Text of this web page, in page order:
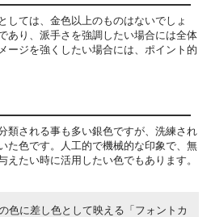
しては、金色以上のものはないでしょ
あり、派手さを強調したい場合には全体
ージを強くしたい場合には、ポイント的
類される事も多い銀色ですが、洗練され
た色です。人工的で機械的な印象で、無
えたい時に活用したい色でもあります。
色に差し色として映える「フォントカ